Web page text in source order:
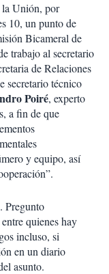
la Unión, por
10, un punto de
Bicameral de
trabajo al secretario
de Relaciones
secretario técnico
Poiré, experto
a fin de que
y equipo, así
Pregunto
quienes hay
incluso, si
en un diario
asunto.